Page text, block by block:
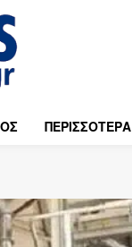
ΠΕΡΙΣΣΟΤΕΡΑ